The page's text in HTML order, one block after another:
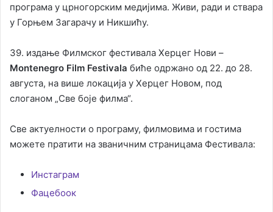
програма у црногорским медијима. Живи, ради и ствара
у Горњем Загарачу и Никшићу.
39. издање Филмског фестивала Херцег Нови –
Montenegro Film Festivalа биће одржано од 22. до 28.
августа, на више локација у Херцег Новом, под
слоганом „Све боје филма“.
Све актуелности о програму, филмовима и гостима
можете пратити на званичним страницама Фестивала:
Инстаграм
Фацебоок